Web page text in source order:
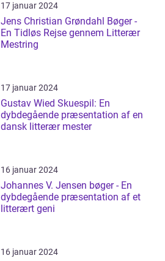
17 januar 2024
Jens Christian Grøndahl Bøger -
En Tidløs Rejse gennem Litterær
Mestring
17 januar 2024
Gustav Wied Skuespil: En
dybdegående præsentation af en
dansk litterær mester
16 januar 2024
Johannes V. Jensen bøger - En
dybdegående præsentation af et
litterært geni
16 januar 2024